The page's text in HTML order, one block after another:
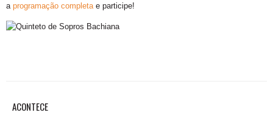
a programação completa e participe!
ACONTECE